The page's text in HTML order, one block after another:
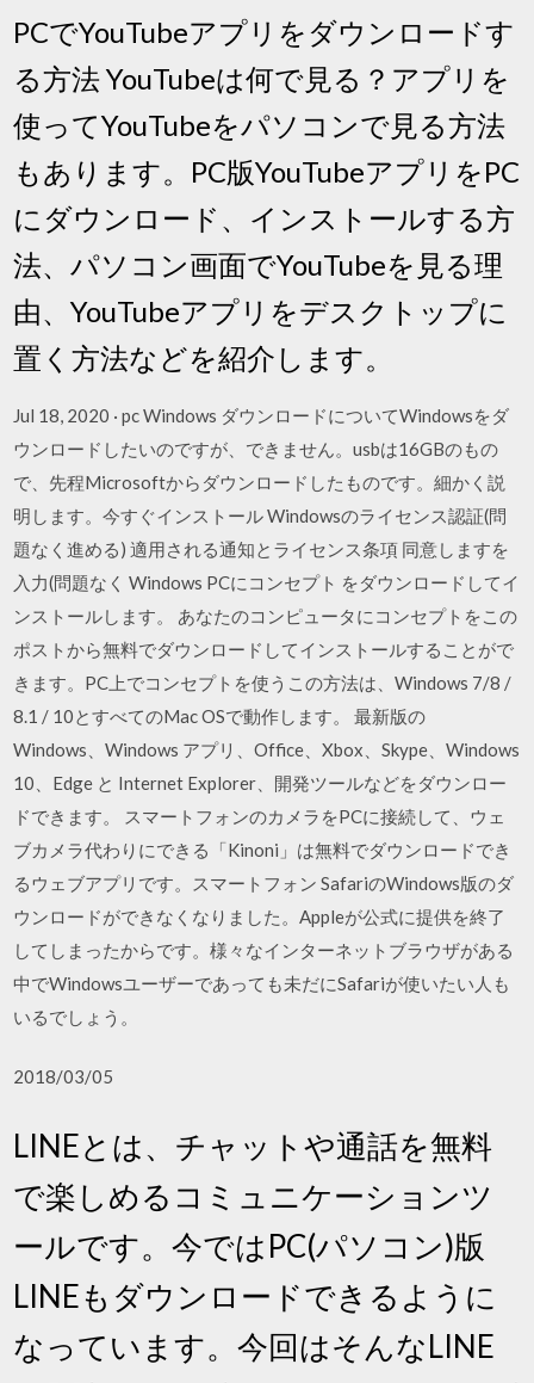
PCでYouTubeアプリをダウンロードす
る方法 YouTubeは何で見る？アプリを
使ってYouTubeをパソコンで見る方法
もあります。PC版YouTubeアプリをPC
にダウンロード、インストールする方
法、パソコン画面でYouTubeを見る理
由、YouTubeアプリをデスクトップに
置く方法などを紹介します。
Jul 18, 2020 · pc Windows ダウンロードについてWindowsをダ
ウンロードしたいのですが、できません。usbは16GBのもの
で、先程Microsoftからダウンロードしたものです。細かく説
明します。今すぐインストール Windowsのライセンス認証(問
題なく進める) 適用される通知とライセンス条項 同意しますを
入力(問題なく Windows PCにコンセプト をダウンロードしてイ
ンストールします。 あなたのコンピュータにコンセプトをこの
ポストから無料でダウンロードしてインストールすることがで
きます。PC上でコンセプトを使うこの方法は、Windows 7/8 /
8.1 / 10とすべてのMac OSで動作します。 最新版の
Windows、Windows アプリ、Office、Xbox、Skype、Windows
10、Edge と Internet Explorer、開発ツールなどをダウンロー
ドできます。 スマートフォンのカメラをPCに接続して、ウェ
ブカメラ代わりにできる「Kinoni」は無料でダウンロードでき
るウェブアプリです。スマートフォン SafariのWindows版のダ
ウンロードができなくなりました。Appleが公式に提供を終了
してしまったからです。様々なインターネットブラウザがある
中でWindowsユーザーであっても未だにSafariが使いたい人も
いるでしょう。
2018/03/05
LINEとは、チャットや通話を無料
で楽しめるコミュニケーションツ
ールです。今ではPC(パソコン)版
LINEもダウンロードできるように
なっています。今回はそんなLINE